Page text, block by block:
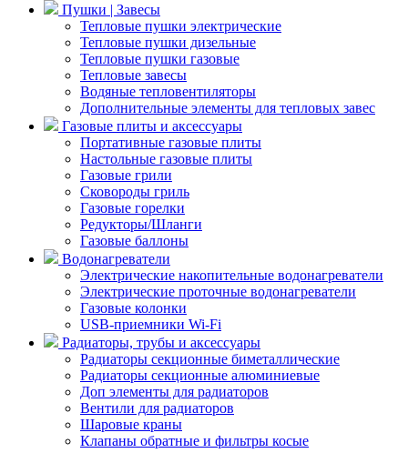
Пушки | Завесы
Тепловые пушки электрические
Тепловые пушки дизельные
Тепловые пушки газовые
Тепловые завесы
Водяные тепловентиляторы
Дополнительные элементы для тепловых завес
Газовые плиты и аксессуары
Портативные газовые плиты
Настольные газовые плиты
Газовые грили
Сковороды гриль
Газовые горелки
Редукторы/Шланги
Газовые баллоны
Водонагреватели
Электрические накопительные водонагреватели
Электрические проточные водонагреватели
Газовые колонки
USB-приемники Wi-Fi
Радиаторы, трубы и аксессуары
Радиаторы секционные биметаллические
Радиаторы секционные алюминиевые
Доп элементы для радиаторов
Вентили для радиаторов
Шаровые краны
Клапаны обратные и фильтры косые